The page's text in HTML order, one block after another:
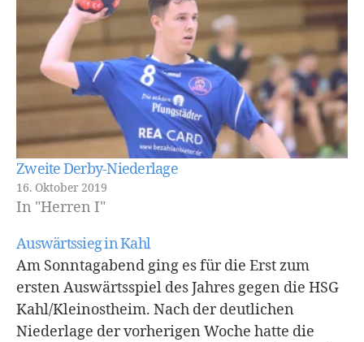
Zweite Derby-Niederlage
16. Oktober 2019
In "Herren I"
Auswärtssieg in Kahl
Am Sonntagabend ging es für die Erst zum
ersten Auswärtsspiel des Jahres gegen die HSG
Kahl/Kleinostheim. Nach der deutlichen
Niederlage der vorherigen Woche hatte die